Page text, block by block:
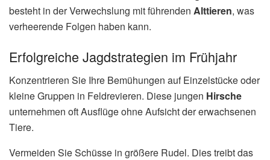
besteht in der Verwechslung mit führenden Alttieren, was
verheerende Folgen haben kann.
Erfolgreiche Jagdstrategien im Frühjahr
Konzentrieren Sie Ihre Bemühungen auf Einzelstücke oder
kleine Gruppen in Feldrevieren. Diese jungen Hirsche
unternehmen oft Ausflüge ohne Aufsicht der erwachsenen
Tiere.
Vermeiden Sie Schüsse in größere Rudel. Dies treibt das